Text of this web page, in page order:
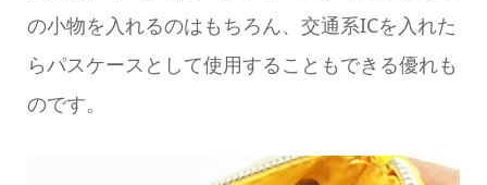
の小物を入れるのはもちろん、交通系ICを入れた
らパスケースとして使用することもできる優れも
のです。